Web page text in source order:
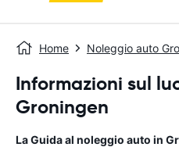
Home Noleggio auto
Informazioni sul
Groningen
La Guida al noleggio auto in